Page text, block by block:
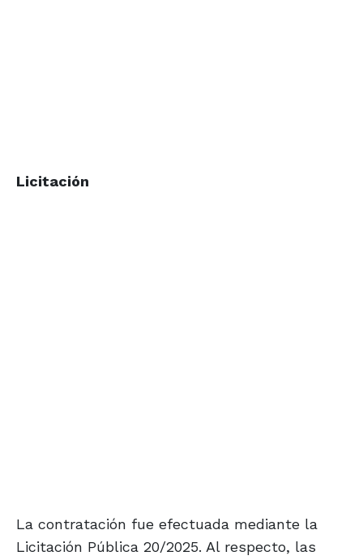
Licitación
La contratación fue efectuada mediante la
Licitación Pública 20/2025. Al respecto, las